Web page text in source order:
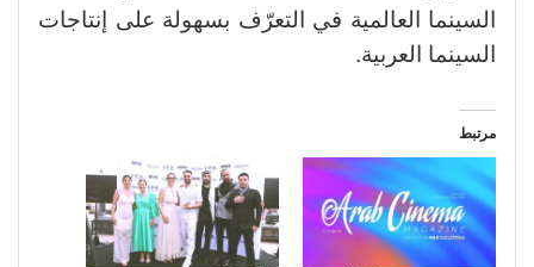
السينما العالمية في التعرّف بسهولة على إنتاجات
السينما العربية.
مرتبط